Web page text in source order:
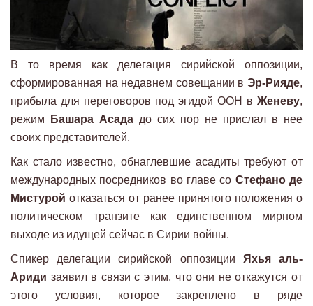
В то время как делегация сирийской оппозиции,
сформированная на недавнем совещании в Эр-Рияде,
прибыла для переговоров под эгидой ООН в Женеву,
режим
Башара Асада до сих пор не прислал в нее
своих представителей.
Как стало известно, обнаглевшие асадиты требуют от
международных посредников во главе со Стефано де
Мистурой отказаться от ранее принятого положения о
политическом транзите как единственном мирном
выходе из идущей сейчас в Сирии войны.
Спикер делегации сирийской оппозиции Яхья аль-
Ариди заявил в связи с этим, что они не откажутся от
этого условия, которое закреплено в ряде